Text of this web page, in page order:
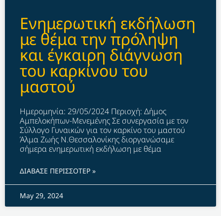
Ενημερωτική εκδήλωση
με θέμα την πρόληψη
και έγκαιρη διάγνωση
του καρκίνου του
μαστού
Ημερομηνία: 29/05/2024 Περιοχή: Δήμος
Αμπελοκήπων-Μενεμένης Σε συνεργασία με τον
Σύλλογο Γυναικών για τον καρκίνο του μαστού
Άλμα Ζωής Ν.Θεσσαλονίκης διοργανώσαμε
σήμερα ενημερωτική εκδήλωση με θέμα
ΔΙΑΒΑΣΕ ΠΕΡΙΣΣΟΤΕΡ »
May 29, 2024